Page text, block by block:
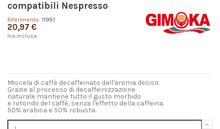
compatibili Nespresso
Riferimento: 11951
20,97 €
Iva inclusa
Miscela di caffè decaffeinato dall'aroma deciso.
Grazie al processo di decaffeinizzazione
naturale mantiene tutto il gusto morbido
e rotondo del caffè, senza l'effetto della caffeina.
50% arabica e 50% robusta.